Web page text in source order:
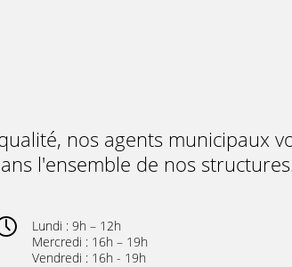
nos agents municipaux
l'ensemble de nos
Lundi : 9h – 12h
Mercredi : 16h – 19h
Vendredi : 16h - 19h